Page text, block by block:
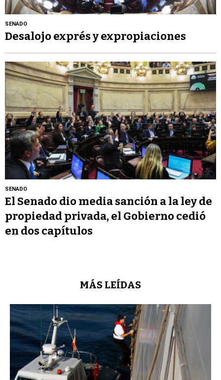
SENADO
Desalojo exprés y expropiaciones
SENADO
El Senado dio media sanción a la ley de
propiedad privada, el Gobierno cedió
en dos capítulos
MÁS LEÍDAS